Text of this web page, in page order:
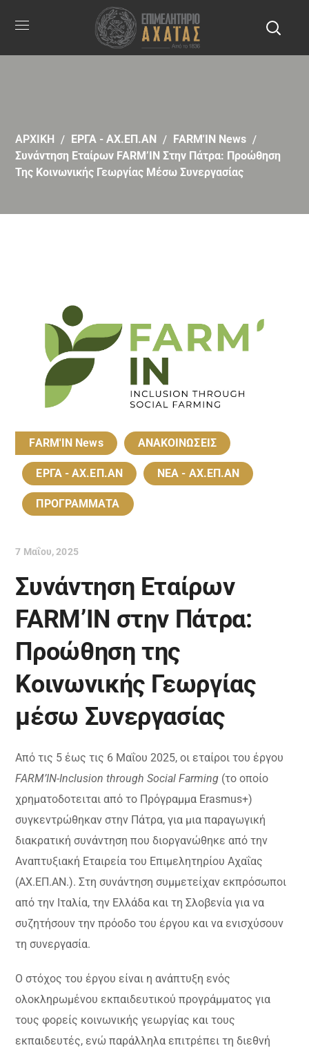
ΑΡΧΙΚΗ ΕΡΓΑ - ΑΧ.ΕΠ.ΑΝ
FARM'IN News
Συνάντηση Εταίρων FARM’IN Στην Πάτρα: Προώθηση
Της Κοινωνικής Γεωργίας Μέσω Συνεργασίας
FARM'IN News ΑΝΑΚΟΙΝΩΣΕΙΣ
ΕΡΓΑ - ΑΧ.ΕΠ.ΑΝ ΝΕΑ - ΑΧ.ΕΠ.ΑΝ
ΠΡΟΓΡΑΜΜΑΤΑ
7 Μαΐου, 2025
Συνάντηση Εταίρων
FARM’IN στην Πάτρα:
Προώθηση της
Κοινωνικής Γεωργίας
μέσω Συνεργασίας
Από τις 5 έως τις 6 Μαΐου 2025, οι εταίροι του έργου
FARM’IN-Inclusion through Social Farming (το οποίο
χρηματοδοτειται από το Πρόγραμμα Erasmus+)
συγκεντρώθηκαν στην Πάτρα, για μια παραγωγική
διακρατική συνάντηση που διοργανώθηκε από την
Αναπτυξιακή Εταιρεία του Επιμελητηρίου Αχαΐας
(ΑΧ.ΕΠ.ΑΝ.). Στη συνάντηση συμμετείχαν εκπρόσωποι
από την Ιταλία, την Ελλάδα και τη Σλοβενία για να
συζητήσουν την πρόοδο του έργου και να ενισχύσουν
τη συνεργασία.
Ο στόχος του έργου είναι η ανάπτυξη ενός
ολοκληρωμένου εκπαιδευτικού προγράμματος για
τους φορείς κοινωνικής γεωργίας και τους
εκπαιδευτές, ενώ παράλληλα επιτρέπει τη διεθνή